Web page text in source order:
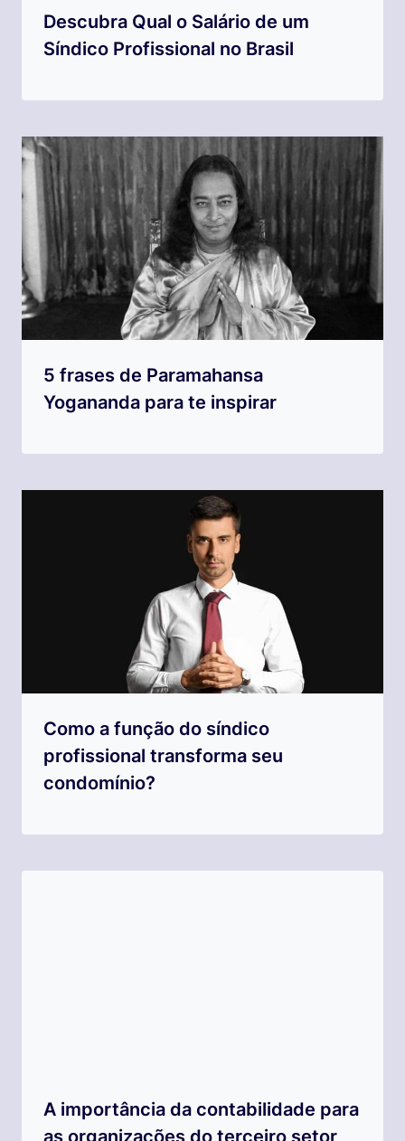
Descubra Qual o Salário de um
Síndico Profissional no Brasil
5 frases de Paramahansa
Yogananda para te inspirar
Como a função do síndico
profissional transforma seu
condomínio?
A importância da contabilidade para
as organizações do terceiro setor